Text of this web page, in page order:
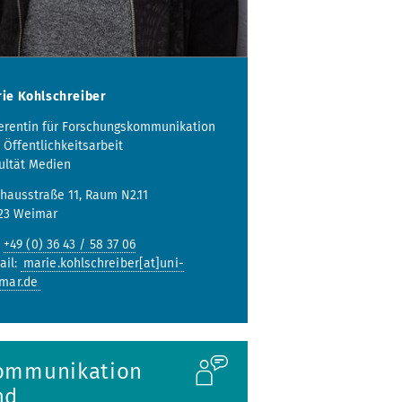
Kohlschreiber
für Forschungskommunikation
Öffentlichkeitsarbeit
Medien
11, Raum N2.11
Weimar
+49 (0) 36 43 / 58 37 06
marie.kohlschreiber[at]uni-